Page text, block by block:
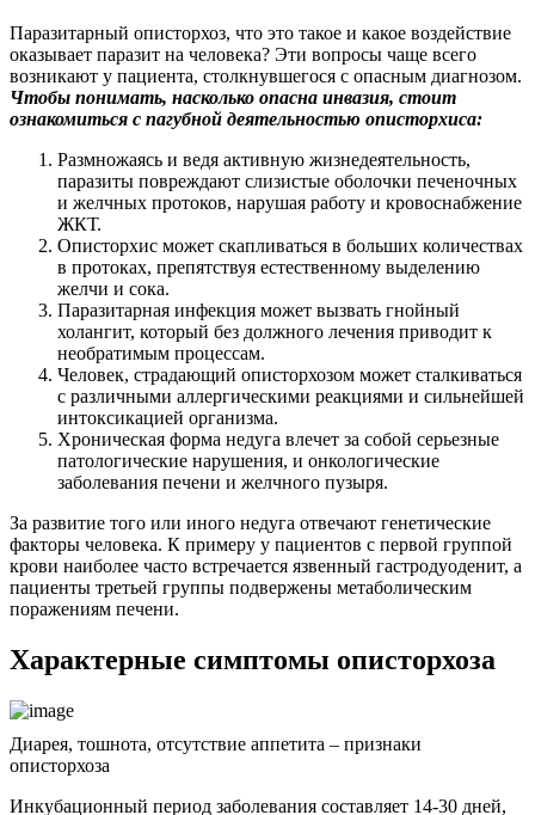
Паразитарный описторхоз, что это такое и какое воздействие
оказывает паразит на человека? Эти вопросы чаще всего
возникают у пациента, столкнувшегося с опасным диагнозом.
Чтобы понимать, насколько опасна инвазия, стоит
ознакомиться с пагубной деятельностью описторхиса:
Размножаясь и ведя активную жизнедеятельность,
паразиты повреждают слизистые оболочки печеночных
и желчных протоков, нарушая работу и кровоснабжение
ЖКТ.
Описторхис может скапливаться в больших количествах
в протоках, препятствуя естественному выделению
желчи и сока.
Паразитарная инфекция может вызвать гнойный
холангит, который без должного лечения приводит к
необратимым процессам.
Человек, страдающий описторхозом может сталкиваться
с различными аллергическими реакциями и сильнейшей
интоксикацией организма.
Хроническая форма недуга влечет за собой серьезные
патологические нарушения, и онкологические
заболевания печени и желчного пузыря.
За развитие того или иного недуга отвечают генетические
факторы человека. К примеру у пациентов с первой группой
крови наиболее часто встречается язвенный гастродуоденит, а
пациенты третьей группы подвержены метаболическим
поражениям печени.
Характерные симптомы описторхоза
Диарея, тошнота, отсутствие аппетита – признаки
описторхоза
Инкубационный период заболевания составляет 14-30 дней,